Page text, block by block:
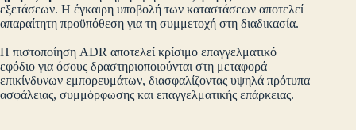
εξετάσεων. Η έγκαιρη υποβολή των καταστάσεων αποτελεί
απαραίτητη προϋπόθεση για τη συμμετοχή στη διαδικασία.
Η πιστοποίηση ADR αποτελεί κρίσιμο επαγγελματικό
εφόδιο για όσους δραστηριοποιούνται στη μεταφορά
επικίνδυνων εμπορευμάτων, διασφαλίζοντας υψηλά πρότυπα
ασφάλειας, συμμόρφωσης και επαγγελματικής επάρκειας.